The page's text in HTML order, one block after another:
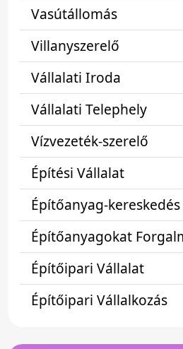
Vasútállomás
Villanyszerelő
Vállalati Iroda
Vállalati Telephely
Vízvezeték-szerelő
Építési Vállalat
Építőanyag-kereskedés
Építőanyagokat
Építőipari Vállalat
Építőipari Vállalkozás